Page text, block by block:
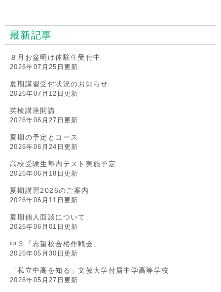
最新記事
８月お盆明け体験生受付中
2026年07月25日更新
夏期講習受付状況のお知らせ
2026年07月12日更新
英検講座開講
2026年06月27日更新
夏期の予定とコース
2026年06月24日更新
高校受験生塾内テスト実施予定
2026年06月18日更新
夏期講習2026のご案内
2026年06月11日更新
夏期個人面談について
2026年06月01日更新
中３「志望校合格作戦会」
2026年05月30日更新
「私立中高を知る」文教大学付属中学高等学校
2026年05月27日更新